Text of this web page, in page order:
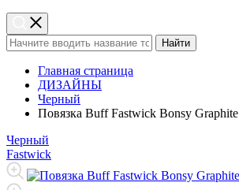
Найти
Главная страница
ДИЗАЙНЫ
Черный
Повязка Buff Fastwick Bonsy Graphite
Черный
Fastwick